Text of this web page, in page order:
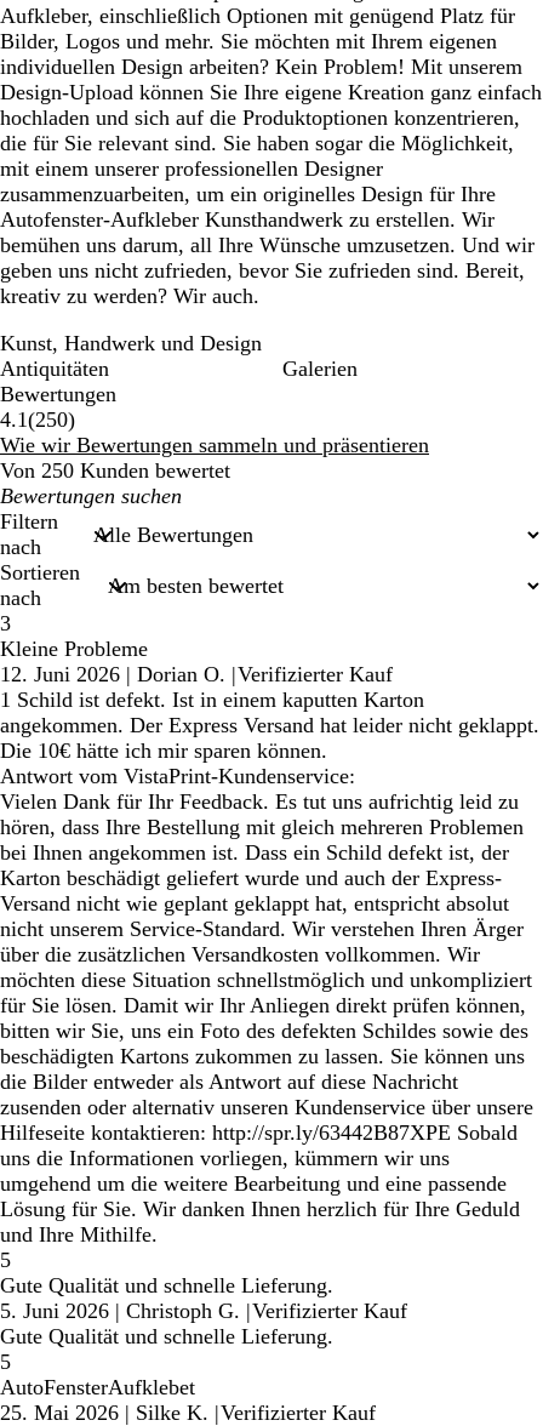
Aufkleber, einschließlich Optionen mit genügend Platz für
Bilder, Logos und mehr. Sie möchten mit Ihrem eigenen
individuellen Design arbeiten? Kein Problem! Mit unserem
Design-Upload können Sie Ihre eigene Kreation ganz einfach
hochladen und sich auf die Produktoptionen konzentrieren,
die für Sie relevant sind. Sie haben sogar die Möglichkeit,
mit einem unserer professionellen Designer
zusammenzuarbeiten, um ein originelles Design für Ihre
Autofenster-Aufkleber Kunsthandwerk zu erstellen. Wir
bemühen uns darum, all Ihre Wünsche umzusetzen. Und wir
geben uns nicht zufrieden, bevor Sie zufrieden sind. Bereit,
kreativ zu werden? Wir auch.
Kunst, Handwerk und Design
Antiquitäten
Galerien
Bewertungen
4.1(250250
Bewertungen
)
Wie wir Bewertungen sammeln und präsentieren
Von 250 Kunden bewertet
Meine
Sucheingaben
Filtern
nach
Sortieren
nach
3
Kleine Probleme
12. Juni 2026 | Dorian O. |Verifizierter Kauf
1 Schild ist defekt. Ist in einem kaputten Karton
angekommen. Der Express Versand hat leider nicht geklappt.
Die 10€ hätte ich mir sparen können.
Antwort vom VistaPrint-Kundenservice:
Vielen Dank für Ihr Feedback. Es tut uns aufrichtig leid zu
hören, dass Ihre Bestellung mit gleich mehreren Problemen
bei Ihnen angekommen ist. Dass ein Schild defekt ist, der
Karton beschädigt geliefert wurde und auch der Express-
Versand nicht wie geplant geklappt hat, entspricht absolut
nicht unserem Service-Standard. Wir verstehen Ihren Ärger
über die zusätzlichen Versandkosten vollkommen. Wir
möchten diese Situation schnellstmöglich und unkompliziert
für Sie lösen. Damit wir Ihr Anliegen direkt prüfen können,
bitten wir Sie, uns ein Foto des defekten Schildes sowie des
beschädigten Kartons zukommen zu lassen. Sie können uns
die Bilder entweder als Antwort auf diese Nachricht
zusenden oder alternativ unseren Kundenservice über unsere
Hilfeseite kontaktieren: http://spr.ly/63442B87XPE Sobald
uns die Informationen vorliegen, kümmern wir uns
umgehend um die weitere Bearbeitung und eine passende
Lösung für Sie. Wir danken Ihnen herzlich für Ihre Geduld
und Ihre Mithilfe.
5
Gute Qualität und schnelle Lieferung.
5. Juni 2026 | Christoph G. |Verifizierter Kauf
Gute Qualität und schnelle Lieferung.
5
AutoFensterAufklebet
25. Mai 2026 | Silke K. |Verifizierter Kauf